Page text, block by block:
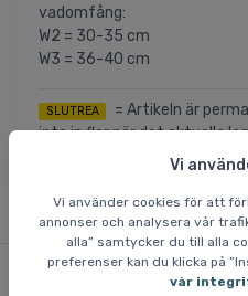
Vi
Vi använder cookies för att
annonser och analysera vår
alla” samtycker du till alla
preferenser kan du klicka på
vår
vadomfång:
W2 = 30-35 cm
W3 = 36-40 cm
SLUTREA
= Artikeln är
inte in fler när det aktuella
finns på lager är inte